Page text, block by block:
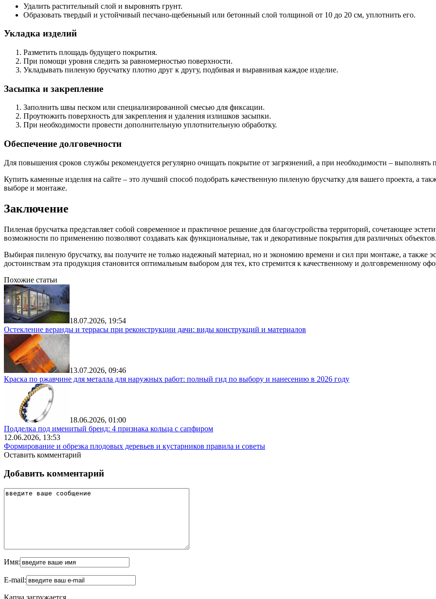
Удалить растительный слой и выровнять грунт.
Образовать твердый и устойчивый песчано-щебеньный или бетонный слой толщиной от 10 до 20 см, уплотнить его.
Укладка изделий
Разметить площадь будущего покрытия.
При помощи уровня следить за равномерностью поверхности.
Укладывать пиленую брусчатку плотно друг к другу, подбивая и выравнивая каждое изделие.
Засыпка и закрепление
Заполнить швы песком или специализированной смесью для фиксации.
Проутюжить поверхность для закрепления и удаления излишков засыпки.
При необходимости провести дополнительную уплотнительную обработку.
Обеспечение долговечности
Для повышения сроков службы рекомендуется регулярно очищать покрытие от загрязнений, а при необходимости – выполнять
Купить каменные изделия на сайте – это лучший способ подобрать качественную пиленую брусчатку для вашего проекта, а
выборе и монтаже.
Заключение
Пиленая брусчатка представляет собой современное и практичное решение для благоустройства территорий, сочетающее
возможности по применению позволяют создавать как функциональные, так и декоративные покрытия для различных объектов.
Выбирая пиленую брусчатку, вы получите не только надежный материал, но и экономию времени и сил при монтаже, а также
достоинствам эта продукция становится оптимальным выбором для тех, кто стремится к качественному и долговременному
Похожие статьи
18.07.2026, 19:54
Остекление веранды и террасы при реконструкции дачи: виды конструкций и материалов
13.07.2026, 09:46
Краска по ржавчине для металла для наружных работ: полный гид по выбору и нанесению в 2026 году
18.06.2026, 01:00
Подделка под именитый бренд: 4 признака кольца с сапфиром
12.06.2026, 13:53
Формирование и обрезка плодовых деревьев и кустарников правила и советы
Оставить комментарий
Добавить комментарий
Имя:
E-mail:
Капча загружается...